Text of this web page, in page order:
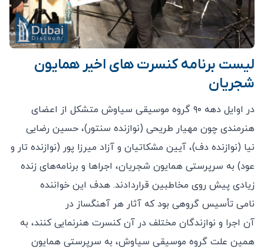
لیست برنامه کنسرت های اخیر همایون
شجریان
در اوایل دهه ۹۰ گروه موسیقی سیاوش متشکل از اعضای
هنرمندی چون مهیار طریحی (نوازنده سنتور)، حسین رضایی
نیا (نوازنده دف)، آیین مشکاتیان و آزاد میرزا پور (نوازنده تار و
عود) به سرپرستی همایون شجریان، اجراها و برنامه‌های زنده
زیادی پیش روی مخاطبین قراردادند. هدف این خواننده
نامی تأسیس گروهی بود که آثار هر آهنگساز در
آن اجرا و نوازندگان مختلف در آن کنسرت هنرنمایی کنند، به
همین علت گروه موسیقی سیاوش، به سرپرستی همایون